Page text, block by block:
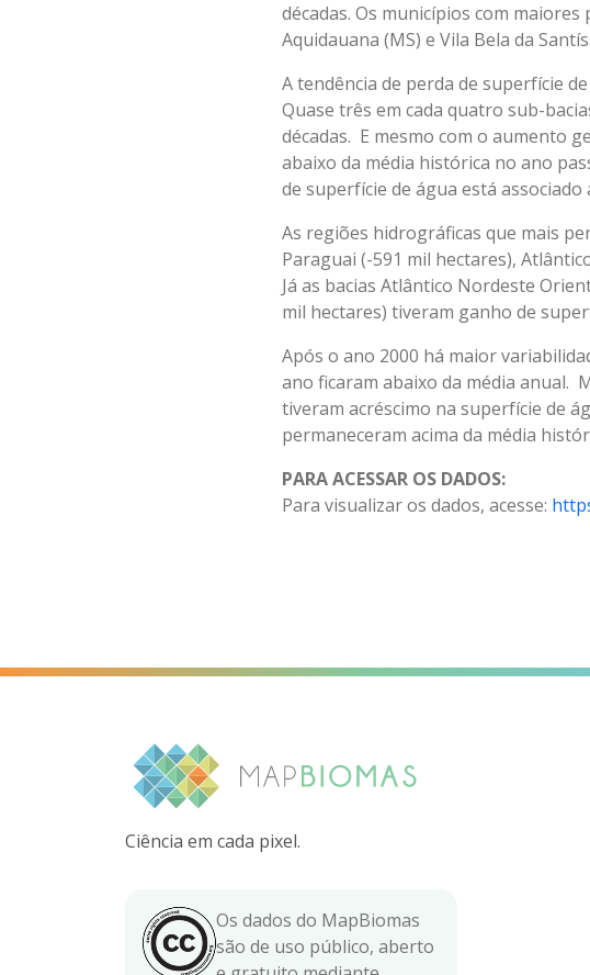
décadas. Os municípios com
Aquidauana (MS) e Vila Bela da
A tendência de perda de superfície
Quase três em cada quatro sub-
décadas. E mesmo com o aumento
abaixo da média histórica no ano
de superfície de água está associado
As regiões hidrográficas que mais
Paraguai (-591 mil hectares),
Já as bacias Atlântico Nordeste
mil hectares) tiveram ganho de
Após o ano 2000 há maior
ano ficaram abaixo da média anual.
tiveram acréscimo na superfície de
permaneceram acima da média
PARA ACESSAR OS DADOS:
Para visualizar os dados, acesse:
Ciência em cada pixel.
Os dados do MapBiomas
são de uso público, aberto